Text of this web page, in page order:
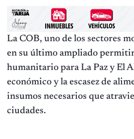
La COB, uno de los sectores
en su último ampliado
humanitario para La Paz y El
económico y la escasez de
insumos necesarios que
ciudades.